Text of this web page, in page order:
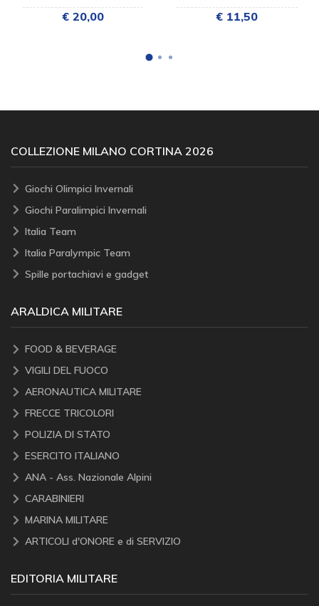
€ 20,00 € 11,50
COLLEZIONE MILANO CORTINA 2026
Giochi Olimpici Invernali
Giochi Paralimpici Invernali
Italia Team
Italia Paralympic Team
Spille portachiavi e gadget
ARALDICA MILITARE
FOOD & BEVERAGE
VIGILI DEL FUOCO
AERONAUTICA MILITARE
FRECCE TRICOLORI
POLIZIA DI STATO
ESERCITO ITALIANO
ANA - Ass. Nazionale Alpini
CARABINIERI
MARINA MILITARE
ARTICOLI d'ONORE e di SERVIZIO
EDITORIA MILITARE